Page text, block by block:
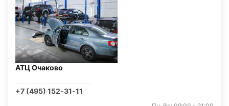
АТЦ Очаково
+7 (495) 152-31-11